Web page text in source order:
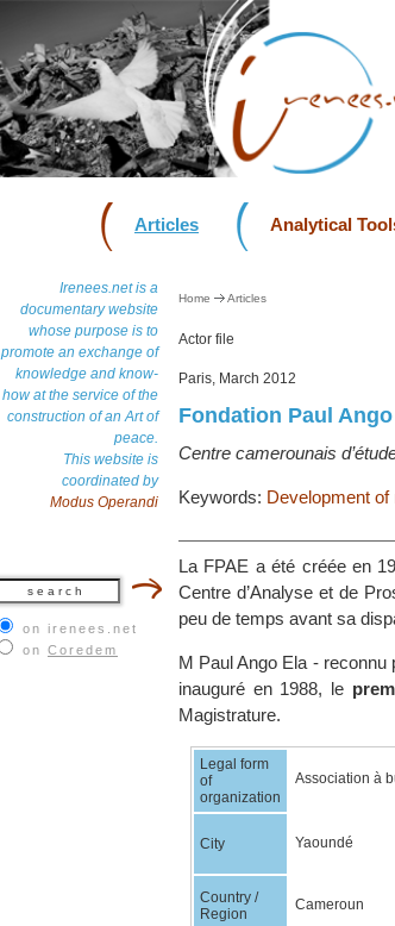
Articles Analytical
Irenees.net is a
documentary website
whose purpose is to
promote an exchange of
knowledge and know-
how at the service of the
construction of an Art of
peace.
This website is
coordinated by
Modus Operandi
on irenees.net
on Coredem
Home Articles
Actor file
Paris, March 2012
Fondation Paul
Centre camerounais
Keywords: Development
La FPAE a été créée en
Centre d’Analyse et de
peu de temps avant sa
M Paul Ango Ela -
inauguré en 1988, le
Magistrature.
Legal form
of
organization
Association à
City Yaoundé
Country /
Region
Cameroun